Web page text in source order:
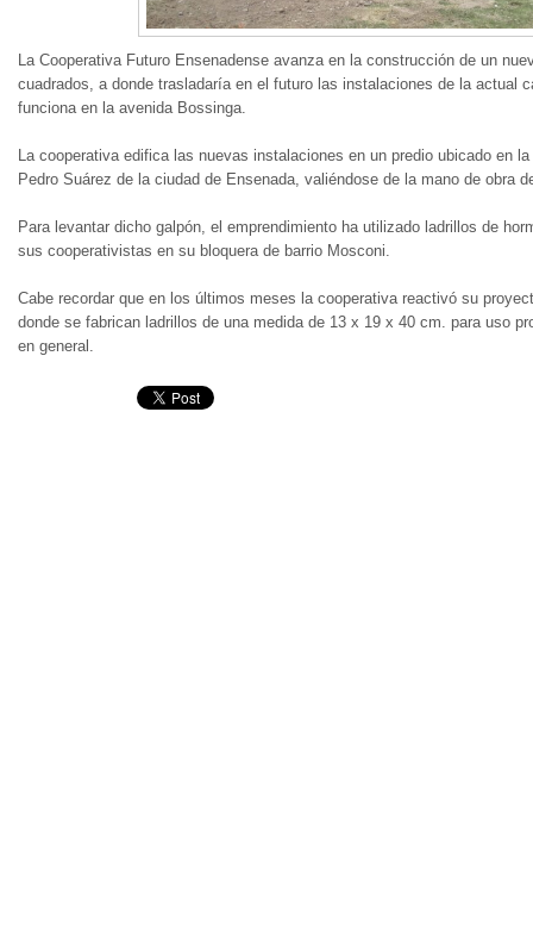
La Cooperativa Futuro Ensenadense avanza en la construcción de un
cuadrados, a donde trasladaría en el futuro las instalaciones de la actual
funciona en la avenida Bossinga.
La cooperativa edifica las nuevas instalaciones en un predio ubicado en
Pedro Suárez de la ciudad de Ensenada, valiéndose de la mano de obra
Para levantar dicho galpón, el emprendimiento ha utilizado ladrillos de
sus cooperativistas en su bloquera de barrio Mosconi.
Cabe recordar que en los últimos meses la cooperativa reactivó su
donde se fabrican ladrillos de una medida de 13 x 19 x 40 cm. para uso
en general.